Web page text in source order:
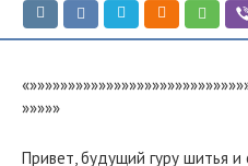
»»»»»
Привет, будущий гуру шитья